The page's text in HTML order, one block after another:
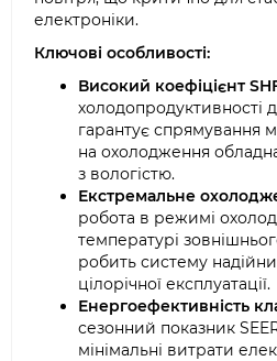
електроніки.
Ключові особливості:
Високий коефіцієнт
холодопродуктивності
гарантує спрямування
на охолодження
з вологістю.
Екстремальне
робота в режимі
температурі
робить систему
цілорічної експлуатації.
Енергоефективність
сезонний показник
мінімальні витрати